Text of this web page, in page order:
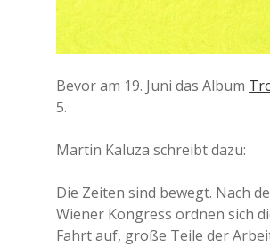
Bevor am 19. Juni das Album
5.
Martin Kaluza schreibt dazu:
Die Zeiten sind bewegt. Nach
Wiener Kongress ordnen sich
Fahrt auf, große Teile der